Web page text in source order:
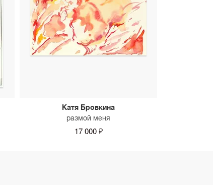
Катя Бровкина
размой меня
17 000 ₽